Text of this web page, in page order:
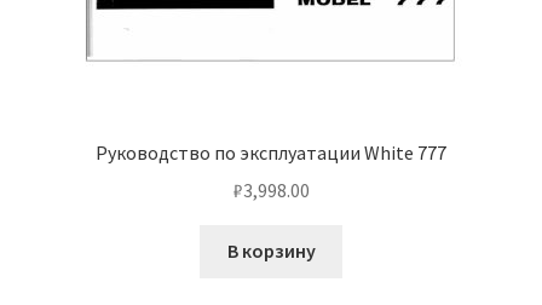
Руководство по эксплуатации White 777
₽3,998.00
В корзину